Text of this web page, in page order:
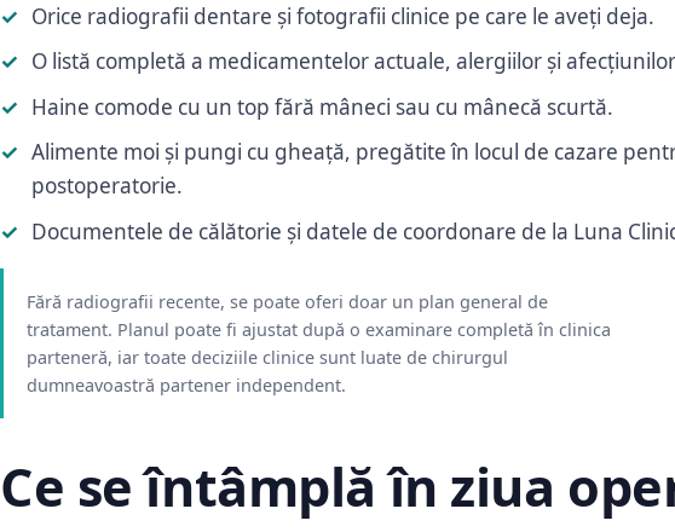
Orice radiografii dentare și fotografii clinice pe care le aveți deja.
O listă completă a medicamentelor actuale, alergiilor și
Haine comode cu un top fără mâneci sau cu mânecă scurtă.
Alimente moi și pungi cu gheață, pregătite în locul de cazare
postoperatorie.
Documentele de călătorie și datele de coordonare de la Luna
Fără radiografii recente, se poate oferi doar un plan general de
tratament. Planul poate fi ajustat după o examinare completă în clinica
parteneră, iar toate deciziile clinice sunt luate de chirurgul
dumneavoastră partener independent.
Ce se întâmplă în ziua